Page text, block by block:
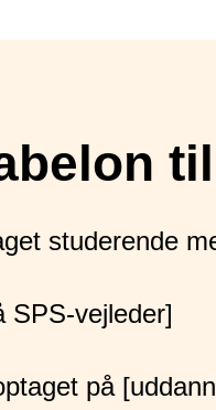
studerende
vejleder]
på